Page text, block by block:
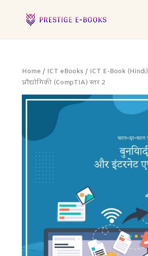
Home / ICT eBooks / ICT E-Book (Hindi)
प्रौद्योगिकी (CompTIA) स्तर 2